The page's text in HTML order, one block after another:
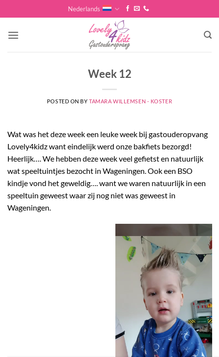
to
content
Nederlands
Week 12
POSTED ON BYTAMARA WILLEMSEN - KOSTER
Wat was het deze week een leuke week bij gastouderopvang
Lovely4kidz want eindelijk werd onze bakfiets bezorgd!
Heerlijk…. We hebben deze week veel gefietst en natuurlijk
wat speeltuintjes bezocht in Wageningen. Ook een BSO
kindje vond het geweldig…. want we waren natuurlijk in een
speeltuin geweest waar zij nog niet was geweest in
Wageningen.